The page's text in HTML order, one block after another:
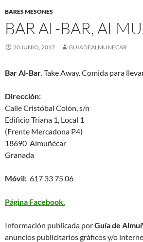
BARES MESONES
BAR AL-BAR,
30 JUNIO, 2017 GUIADEALMUNECAR
Bar Al-Bar. Take Away. Comida para
Dirección:
Calle Cristóbal Colón, s/n
Edificio Triana 1, Local 1
(Frente Mercadona P4)
18690 Almuñécar
Granada
Móvil: 617 33 75 06
Página Facebook.
Información publicada porGuía de
anuncios publicitarios gráficos y/o